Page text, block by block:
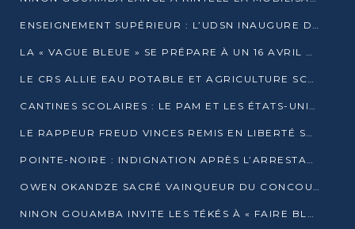
ENSEIGNEMENT SUPÉRIEUR : L’UDSN INAUGURE DES LABORATOIRES POUR BOOSTER LA FORMATION PRATIQUE
LA « VAGUE BLEUE » SE PRÉPARE À UN 16 AVRIL HISTORIQUE
LE CRS ALLIE EAU POTABLE ET AGRICULTURE SCOLAIRE AU CŒUR DE LA TRANSFORMATION DES ÉCOLES RURALES
CANTINES SCOLAIRES : LE PAM ET LES ÉTATS-UNIS AU CONTACT DES ÉCOLIERS DE KINKALA
LE RAPPEUR FREUD VINCES REMIS EN LIBERTÉ SOUS PRESSION MÉDIATIQUE
POINTE-NOIRE : INDIGNATION APRÈS L’ARRESTATION DU RAPPEUR FREUD VINCES
OWEN OKANDZE SACRÉ VAINQUEUR DU CONCOURS SLAM POUR LA VIE
NINON GOUAMBA INVITE LES TÉKÉS À « FAIRE BLOC » POUR PESER DANS LE DÉBAT NATIONAL